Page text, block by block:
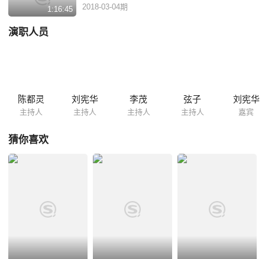
1:16:45 2018-03-04期
演职人员
陈都灵
主持人
刘宪华
主持人
李茂
主持人
弦子
主持人
刘宪华
嘉宾
猜你喜欢